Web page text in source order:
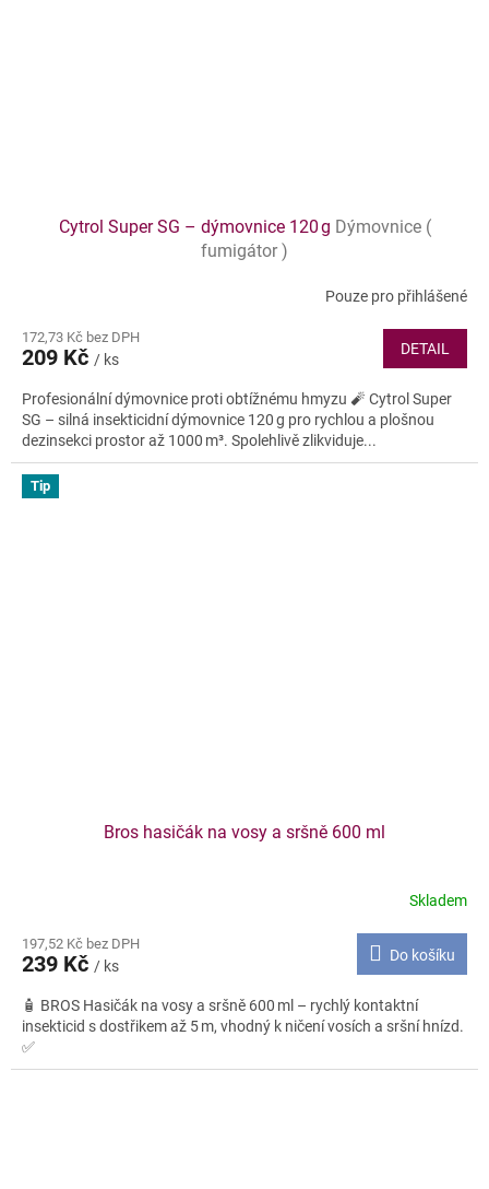
Cytrol Super SG – dýmovnice 120 g Dýmovnice (
fumigátor )
Pouze pro přihlášené
172,73 Kč bez DPH
209 Kč / ks
DETAIL
Profesionální dýmovnice proti obtížnému hmyzu 🧨 Cytrol Super
SG – silná insekticidní dýmovnice 120 g pro rychlou a plošnou
dezinsekci prostor až 1000 m³. Spolehlivě zlikviduje...
Tip
Bros hasičák na vosy a sršně 600 ml
Skladem
197,52 Kč bez DPH
239 Kč / ks
Do košíku
🧴 BROS Hasičák na vosy a sršně 600 ml – rychlý kontaktní
insekticid s dostřikem až 5 m, vhodný k ničení vosích a sršní hnízd.
✅